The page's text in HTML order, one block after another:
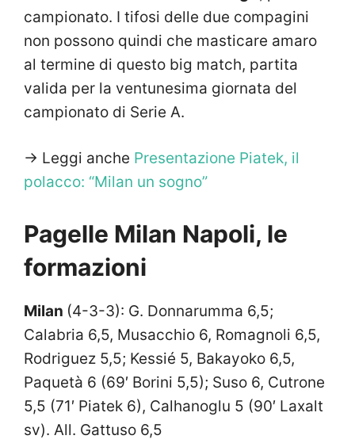
campionato. I tifosi delle due compagini
non possono quindi che masticare amaro
al termine di questo big match, partita
valida per la ventunesima giornata del
campionato di Serie A.
-> Leggi anche Presentazione Piatek, il
polacco: “Milan un sogno”
Pagelle Milan Napoli, le
formazioni
Milan (4-3-3): G. Donnarumma 6,5;
Calabria 6,5, Musacchio 6, Romagnoli 6,5,
Rodriguez 5,5; Kessié 5, Bakayoko 6,5,
Paquetà 6 (69′ Borini 5,5); Suso 6, Cutrone
5,5 (71′ Piatek 6), Calhanoglu 5 (90′ Laxalt
sv). All. Gattuso 6,5